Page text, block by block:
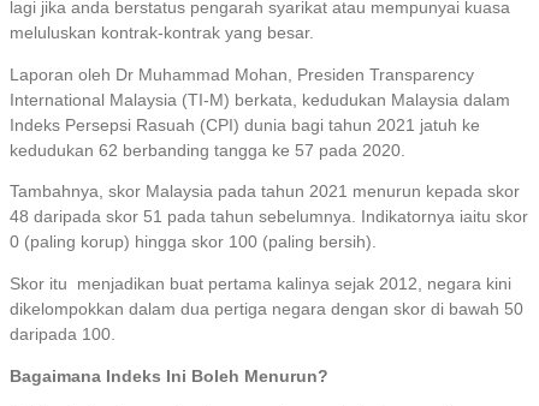
lagi jika anda berstatus pengarah syarikat atau mempunyai kuasa
meluluskan kontrak-kontrak yang besar.
Laporan oleh Dr Muhammad Mohan, Presiden Transparency
International Malaysia (TI-M) berkata, kedudukan Malaysia dalam
Indeks Persepsi Rasuah (CPI) dunia bagi tahun 2021 jatuh ke
kedudukan 62 berbanding tangga ke 57 pada 2020.
Tambahnya, skor Malaysia pada tahun 2021 menurun kepada skor
48 daripada skor 51 pada tahun sebelumnya. Indikatornya iaitu skor
0 (paling korup) hingga skor 100 (paling bersih).
Skor itu menjadikan buat pertama kalinya sejak 2012, negara kini
dikelompokkan dalam dua pertiga negara dengan skor di bawah 50
daripada 100.
Bagaimana Indeks Ini Boleh Menurun?